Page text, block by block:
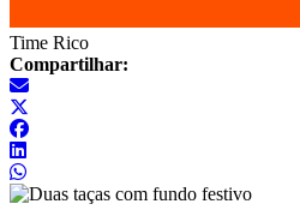
Time Rico
Compartilhar: